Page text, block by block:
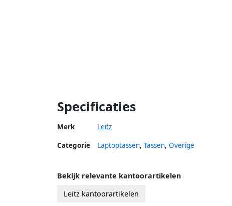
Specificaties
Merk Leitz
Categorie Laptoptassen, Tassen, Overige
Bekijk relevante kantoorartikelen
Leitz kantoorartikelen